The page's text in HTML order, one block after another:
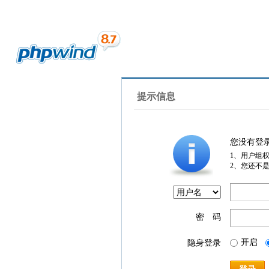
提示信息
您没有登
1、用户组
2、您还不
密 码
隐身登录 开启